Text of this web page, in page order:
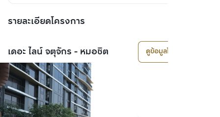
รายละเอียดโครงการ
เดอะ ไลน์ จตุจักร - หมอชิต ดูข้อมูลโครงการ